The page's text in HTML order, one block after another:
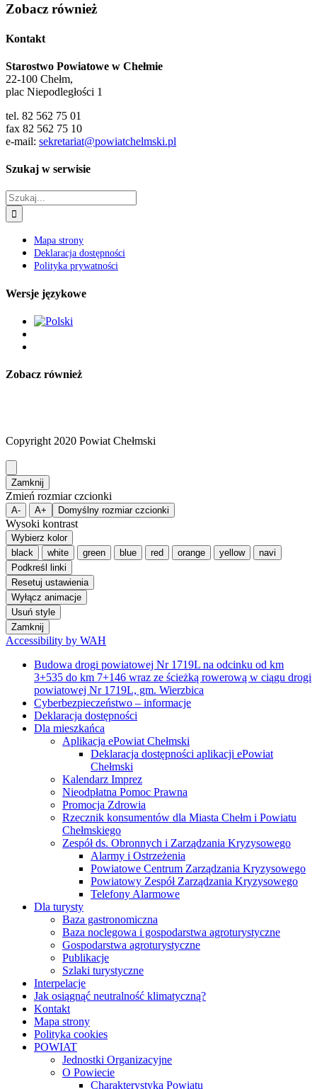
Zobacz również
Kontakt
Starostwo Powiatowe w Chełmie
22-100 Chełm,
plac Niepodległości 1
tel. 82 562 75 01
fax 82 562 75 10
e-mail: sekretariat@powiatchelmski.pl
Szukaj w serwisie
Szukaj
Mapa strony
Deklaracja dostępności
Polityka prywatności
Wersje językowe
Zobacz również
Copyright 2020 Powiat Chełmski
Zamknij
Zmień rozmiar czcionki
A- A+ Domyślny rozmiar czcionki
Wysoki kontrast
Wybierz kolor
black
white green blue red orange yellow
navi
Podkreśl linki
Resetuj ustawienia
Wyłącz animacje
Usuń style
Zamknij
Accessibility by WAH
Budowa drogi powiatowej Nr 1719L na odcinku od km
3+535 do km 7+146 wraz ze ścieżką rowerową w ciągu drogi
powiatowej Nr 1719L, gm. Wierzbica
Cyberbezpieczeństwo – informacje
Deklaracja dostępności
Dla mieszkańca
Aplikacja ePowiat Chełmski
Deklaracja dostępności aplikacji ePowiat
Chełmski
Kalendarz Imprez
Nieodpłatna Pomoc Prawna
Promocja Zdrowia
Rzecznik konsumentów dla Miasta Chełm i Powiatu
Chełmskiego
Zespół ds. Obronnych i Zarządzania Kryzysowego
Alarmy i Ostrzeżenia
Powiatowe Centrum Zarządzania Kryzysowego
Powiatowy Zespół Zarządzania Kryzysowego
Telefony Alarmowe
Dla turysty
Baza gastronomiczna
Baza noclegowa i gospodarstwa agroturystyczne
Gospodarstwa agroturystyczne
Publikacje
Szlaki turystyczne
Interpelacje
Jak osiągnąć neutralność klimatyczną?
Kontakt
Mapa strony
Polityka cookies
POWIAT
Jednostki Organizacyjne
O Powiecie
Charakterystyka Powiatu